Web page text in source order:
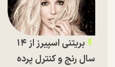
بریتنی اسپیرز از ۱۴
سال رنج و کنترل پرده